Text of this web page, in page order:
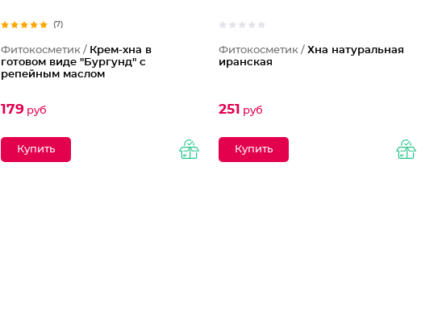
(7)
Фитокосметик / Крем-хна в
готовом виде "Бургунд" с
репейным маслом
179 руб
Фитокосметик / Хна натуральная
иранская
251 руб